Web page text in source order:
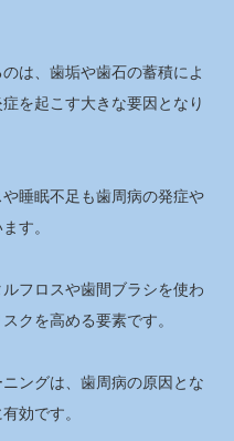
は、歯垢や歯石の蓄積によ
を起こす大きな要因となり
睡眠不足も歯周病の発症や
す。
フロスや歯間ブラシを使わ
クを高める要素です。
ングは、歯周病の原因とな
効です。